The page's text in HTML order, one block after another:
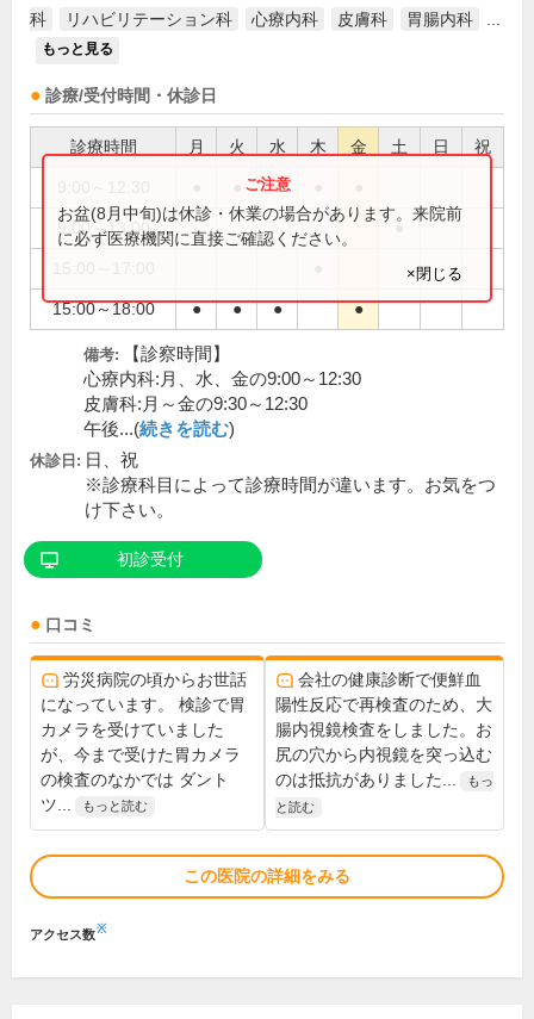
科
リハビリテーション科 心療内科 皮膚科 胃腸内科 ...
もっと見る
診療/受付時間・休診日
診療時間 月 火 水 木 金 土 日 祝
●
9:00～13:00 ●
15:00～18:00 ● ● ● ●
お盆(8月中旬)は休診・休業の場合があります。来院前
に必ず医療機関に直接ご確認ください。
×閉じる
備考:
【診察時間】
心療内科:月、水、金の9:00～12:30
皮膚科:月～金の9:30～12:30
午後...(続きを読む)
休診日: 日、祝
※診療科目によって診療時間が違います。お気をつ
け下さい。
初診受付
口コミ
労災病院の頃からお世話
になっています。 検診で胃
カメラを受けていました
が、今まで受けた胃カメラ
の検査のなかでは ダント
ツ...
もっと読む
会社の健康診断で便鮮血
陽性反応で再検査のため、大
腸内視鏡検査をしました。お
尻の穴から内視鏡を突っ込む
のは抵抗がありました...
もっ
と読む
この医院の詳細をみる
アクセス数※